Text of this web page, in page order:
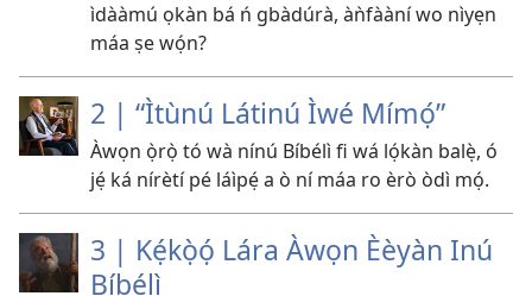
ìdààmú ọkàn bá ń gbàdúrà, àǹfààní wo nìyẹn
máa ṣe wọ́n?
2 | “Ìtùnú Látinú Ìwé Mímọ́”
Àwọn ọ̀rọ̀ tó wà nínú Bíbélì fi wá lọ́kàn balẹ̀, ó
jẹ́ ká nírètí pé láìpẹ́ a ò ní máa ro èrò òdì mọ́.
3 | Kẹ́kọ̀ọ́ Lára Àwọn Èèyàn Inú
Bíbélì